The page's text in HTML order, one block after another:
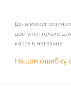
Цена может
доступен только
кассе в магазине
Нашли ошибку